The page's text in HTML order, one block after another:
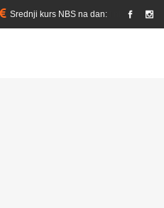
Srednji kurs NBS na dan: